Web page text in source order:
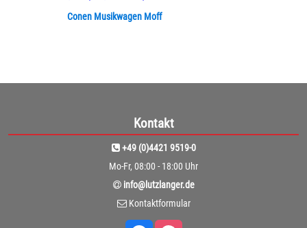
Conen Musikwagen Moff
Kontakt
+49 (0)4421 9519-0
Mo-Fr, 08:00 - 18:00 Uhr
info@lutzlanger.de
Kontaktformular